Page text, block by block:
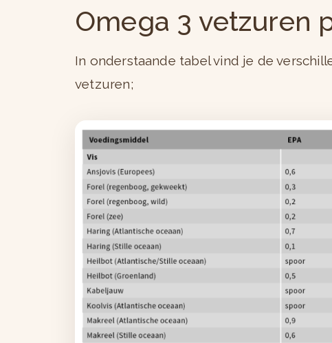
Omega 3 vetzuren
In onderstaande tabel vind je de
vetzuren;